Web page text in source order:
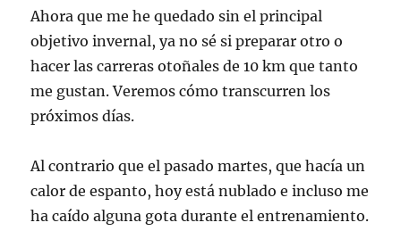
Ahora que me he quedado sin el principal
objetivo invernal, ya no sé si preparar otro o
hacer las carreras otoñales de 10 km que tanto
me gustan. Veremos cómo transcurren los
próximos días.
Al contrario que el pasado martes, que hacía un
calor de espanto, hoy está nublado e incluso me
ha caído alguna gota durante el entrenamiento.